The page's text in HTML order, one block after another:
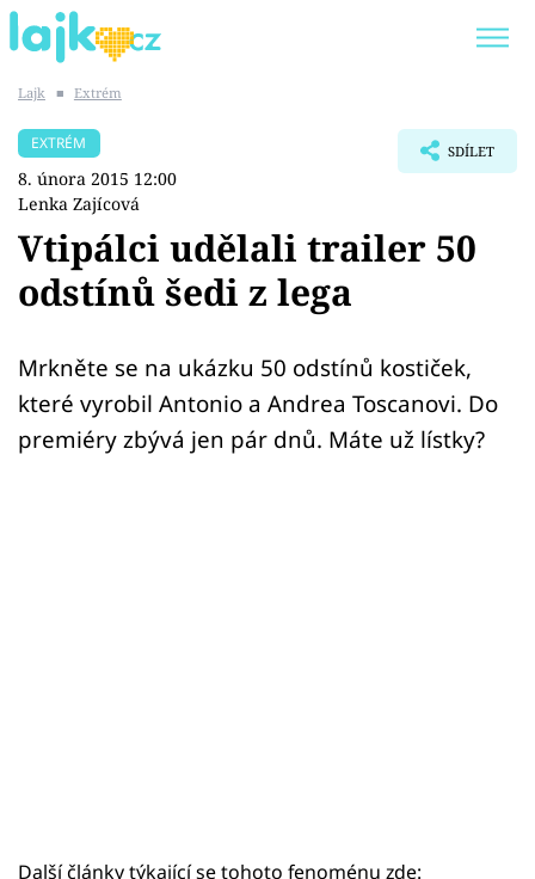
SHOPAHOLICADEL
Témata
Showbyznys
Youtubeři
Lajk ■ Extrém
EXTRÉM
8. února 2015 12:00
Lenka Zajícová
SDÍLET
Vtipálci udělali trailer 50
odstínů šedi z lega
Mrkněte se na ukázku 50 odstínů kostiček,
které vyrobil Antonio a Andrea Toscanovi. Do
premiéry zbývá jen pár dnů. Máte už lístky?
Další články týkající se tohoto fenoménu zde: